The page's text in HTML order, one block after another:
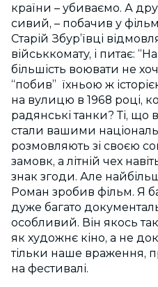
країни – убиваємо. А
сивий, – побачив у
Старій Збур’ївці
військкомату, і питає:
більшість воювати не
“побив” їхньою ж
на вулицю в 1968 році,
радянські танки? Ті, що
стали вашими
розмовляють зі своєю
замовк, а літній чех
знак згоди. Але
Роман зробив фільм. Я
дуже багато
особливий. Він якось
як художнє кіно, а не
тільки наше враження,
на фестивалі.